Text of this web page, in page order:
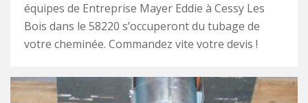
équipes de Entreprise Mayer Eddie à Cessy Les
Bois dans le 58220 s’occuperont du tubage de
votre cheminée. Commandez vite votre devis !